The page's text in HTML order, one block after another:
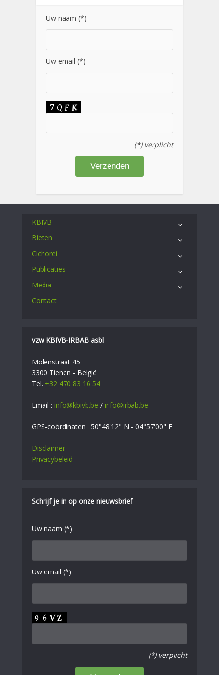
Uw naam (*)
Uw email (*)
(*) verplicht
KBIVB
Bieten
Cichorei
Publicaties
Media
Contact
vzw KBIVB-IRBAB asbl
Molenstraat 45
3300 Tienen - België
Tel. +32 470 83 16 54
Email : info@kbivb.be / info@irbab.be
GPS-coördinaten : 50°48'12" N - 04°57'00" E
Disclaimer
Privacybeleid
Schrijf je in op onze nieuwsbrief
Uw naam (*)
Uw email (*)
(*) verplicht